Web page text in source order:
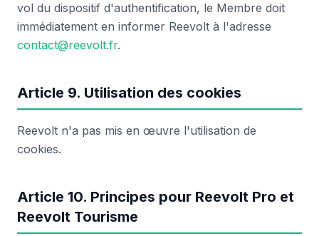
vol du dispositif d'authentification, le Membre doit
immédiatement en informer Reevolt à l'adresse
contact@reevolt.fr.
Article 9. Utilisation des cookies
Reevolt n'a pas mis en œuvre l'utilisation de
cookies.
Article 10. Principes pour Reevolt Pro et
Reevolt Tourisme